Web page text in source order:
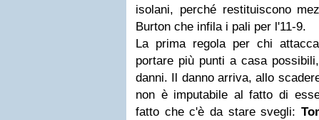
isolani, perché restituiscono
Burton che infila i pali per l'11-9.
La prima regola per chi
portare più punti a casa
danni. Il danno arriva, allo
non è imputabile al fatto di
fatto che c'è da stare svegli: